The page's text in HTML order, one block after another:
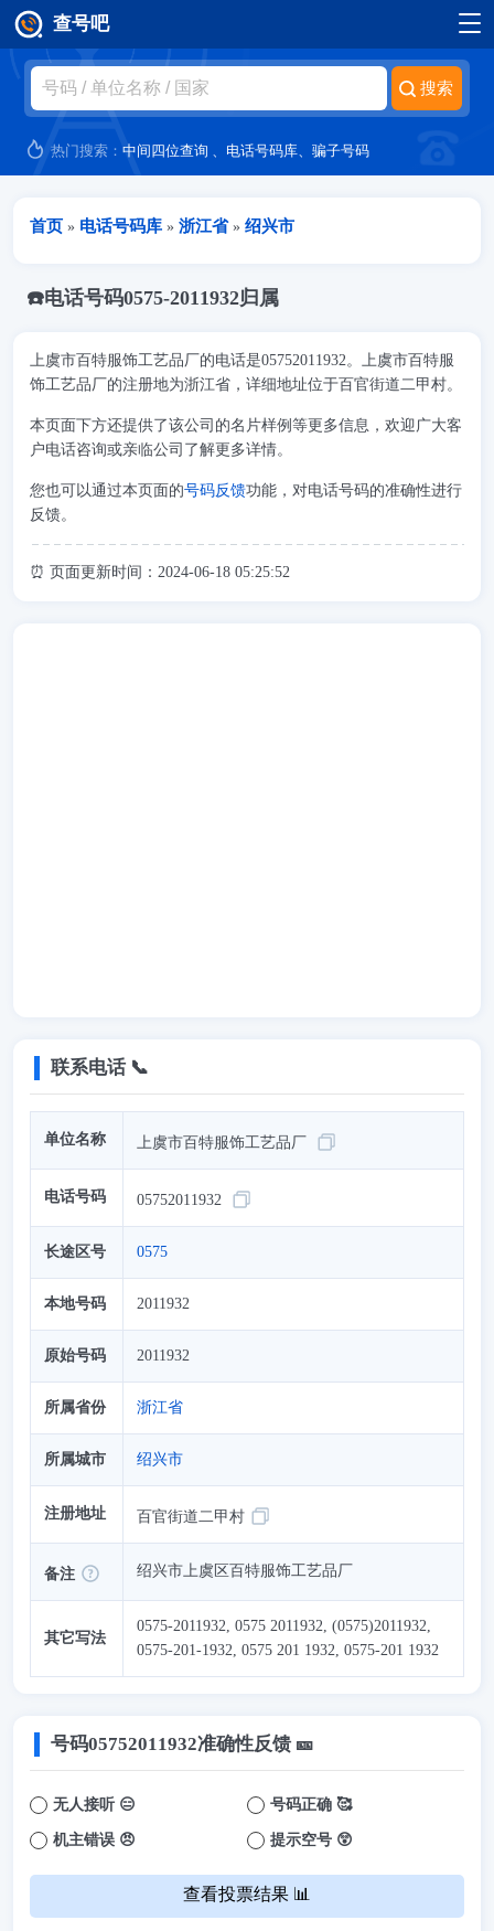
跳转到主要内容
查号吧
热门搜索：中间四位查询 、 电话号码库、骗子号码
当前位置
首页 » 电话号码库 » 浙江省 » 绍兴市
☎️电话号码0575-2011932归属
上虞市百特服饰工艺品厂的电话是05752011932。上虞市百特服
饰工艺品厂的注册地为浙江省，详细地址位于百官街道二甲村。
本页面下方还提供了该公司的名片样例等更多信息，欢迎广大客
户电话咨询或亲临公司了解更多详情。
您也可以通过本页面的号码反馈功能，对电话号码的准确性进行
反馈。
⏰ 页面更新时间：2024-06-18 05:25:52
联系电话 📞
单位名称 上虞市百特服饰工艺品厂
电话号码 05752011932
长途区号 0575
本地号码 2011932
原始号码 2011932
所属省份 浙江省
所属城市 绍兴市
注册地址 百官街道二甲村
备注 绍兴市上虞区百特服饰工艺品厂
其它写法
0575-2011932, 0575 2011932, (0575)2011932,
0575-201-1932, 0575 201 1932, 0575-201 1932
号码05752011932准确性反馈 🎫
无人接听 😑 号码正确 🥰
机主错误 😠 提示空号 😲
查看投票结果 📊